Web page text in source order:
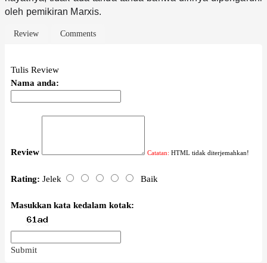
oleh pemikiran Marxis.
Review Comments
Tulis Review
Nama anda:
Review Catatan: HTML tidak diterjemahkan!
Rating: Jelek Baik
Masukkan kata kedalam kotak:
Submit